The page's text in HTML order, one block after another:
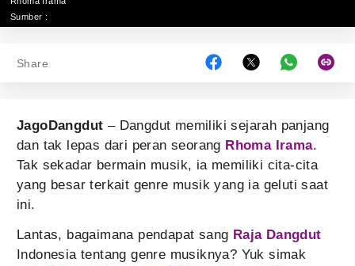
Sumber :
Share
JagoDangdut – Dangdut memiliki sejarah panjang
dan tak lepas dari peran seorang Rhoma Irama.
Tak sekadar bermain musik, ia memiliki cita-cita
yang besar terkait genre musik yang ia geluti saat
ini.
Lantas, bagaimana pendapat sang Raja Dangdut
Indonesia tentang genre musiknya? Yuk simak